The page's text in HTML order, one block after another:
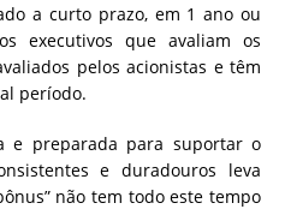
a curto prazo, em 1 ano ou
executivos que avaliam os
pelos acionistas e têm
período.
e preparada para suportar o
e duradouros leva
não tem todo este tempo